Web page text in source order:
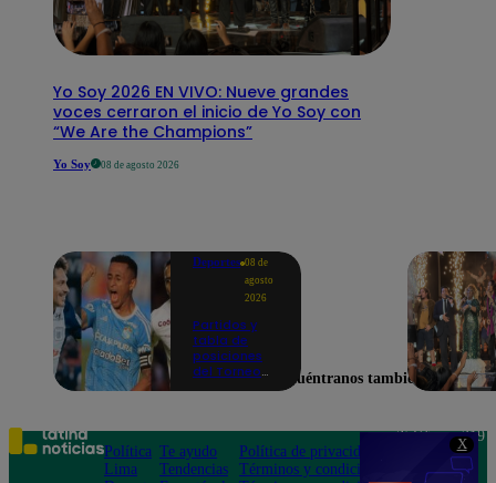
X
Yo Soy 2026 EN VIVO: Nueve grandes
voces cerraron el inicio de Yo Soy con
“We Are the Champions”
Yo Soy 08 de agosto 2026
Deportes 08 de
agosto
2026
Partidos y
tabla de
posiciones
del Torneo
en la fecha 4
Encuéntranos también en
Política
Lima
Te ayudo
Tendencias
Política de privacidad
Términos y condiciones
Teléfono: 219
Av. San